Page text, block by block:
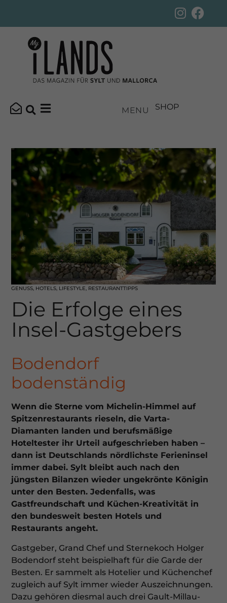
MENU SHOP
GENUSS, HOTELS, LIFESTYLE, RESTAURANTTIPPS
Die Erfolge eines
Insel-Gastgebers
Bodendorf
bodenständig
Wenn die Sterne vom Michelin-Himmel auf
Spitzenrestaurants rieseln, die Varta-
Diamanten landen und berufsmäßige
Hoteltester ihr Urteil aufgeschrieben haben –
dann ist Deutschlands nördlichste Ferieninsel
immer dabei. Sylt bleibt auch nach den
jüngsten Bilanzen wieder ungekrönte Königin
unter den Besten. Jedenfalls, was
Gastfreundschaft und Küchen-Kreativität in
den bundesweit besten Hotels und
Restaurants angeht.
Gastgeber, Grand Chef und Sternekoch Holger
Bodendorf steht beispielhaft für die Garde der
Besten. Er sammelt als Hotelier und Küchenchef
zugleich auf Sylt immer wieder Auszeichnungen.
Dazu gehören diesmal auch drei Gault-Millau-